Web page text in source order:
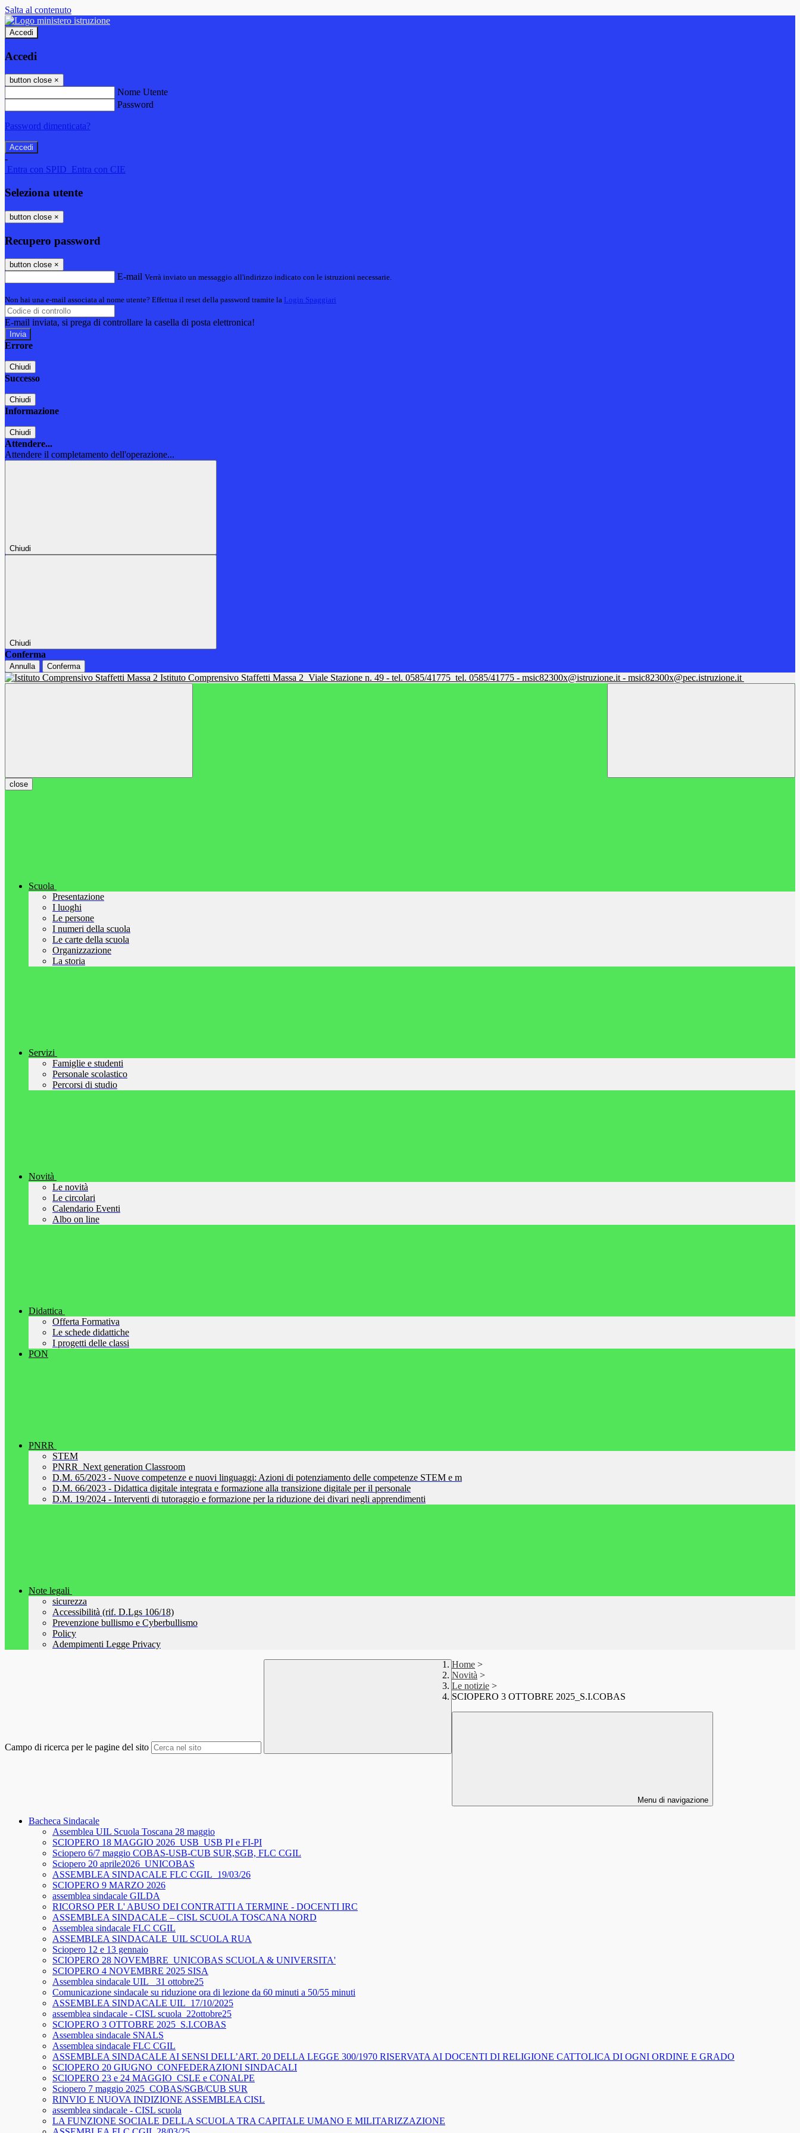
Salta al contenuto
Accedi
Accedi
button close ×
Nome Utente
Password
Password dimenticata?
-
Entra con SPID Entra con CIE
Seleziona utente
button close ×
Recupero password
button close ×
E-mail Verrà inviato un messaggio all'indirizzo indicato con le istruzioni necessarie.
Non hai una e-mail associata al nome utente? Effettua il reset della password tramite la Login Spaggiari
E-mail inviata, si prega di controllare la casella di posta elettronica!
Errore
Chiudi
Successo
Chiudi
Informazione
Chiudi
Attendere...
Attendere il completamento dell'operazione...
Chiudi
Chiudi
Conferma
Annulla Conferma
Istituto Comprensivo Staffetti Massa 2 Viale Stazione n. 49 - tel. 0585/41775 tel. 0585/41775 - msic82300x@istruzione.it - msic82300x@pec.istruzione.it
close
Scuola
Presentazione
I luoghi
Le persone
I numeri della scuola
Le carte della scuola
Organizzazione
La storia
Servizi
Famiglie e studenti
Personale scolastico
Percorsi di studio
Novità
Le novità
Le circolari
Calendario Eventi
Albo on line
Didattica
Offerta Formativa
Le schede didattiche
I progetti delle classi
PON
PNRR
STEM
PNRR_Next generation Classroom
D.M. 65/2023 - Nuove competenze e nuovi linguaggi: Azioni di potenziamento delle competenze STEM e m
D.M. 66/2023 - Didattica digitale integrata e formazione alla transizione digitale per il personale
D.M. 19/2024 - Interventi di tutoraggio e formazione per la riduzione dei divari negli apprendimenti
Note legali
sicurezza
Accessibilità (rif. D.Lgs 106/18)
Prevenzione bullismo e Cyberbullismo
Policy
Adempimenti Legge Privacy
Campo di ricerca per le pagine del sito
Home >
Novità >
Le notizie >
SCIOPERO 3 OTTOBRE 2025_S.I.COBAS
Menu di navigazione
Bacheca Sindacale
Assemblea UIL Scuola Toscana 28 maggio
SCIOPERO 18 MAGGIO 2026_USB_USB PI e FI-PI
Sciopero 6/7 maggio COBAS-USB-CUB SUR,SGB, FLC CGIL
Sciopero 20 aprile2026_UNICOBAS
ASSEMBLEA SINDACALE FLC CGIL_19/03/26
SCIOPERO 9 MARZO 2026
assemblea sindacale GILDA
RICORSO PER L' ABUSO DEI CONTRATTI A TERMINE - DOCENTI IRC
ASSEMBLEA SINDACALE – CISL SCUOLA TOSCANA NORD
Assemblea sindacale FLC CGIL
ASSEMBLEA SINDACALE_UIL SCUOLA RUA
Sciopero 12 e 13 gennaio
SCIOPERO 28 NOVEMBRE_UNICOBAS SCUOLA & UNIVERSITA'
SCIOPERO 4 NOVEMBRE 2025 SISA
Assemblea sindacale UIL_ 31 ottobre25
Comunicazione sindacale su riduzione ora di lezione da 60 minuti a 50/55 minuti
ASSEMBLEA SINDACALE UIL_17/10/2025
assemblea sindacale - CISL scuola_22ottobre25
SCIOPERO 3 OTTOBRE 2025_S.I.COBAS
Assemblea sindacale SNALS
Assemblea sindacale FLC CGIL
ASSEMBLEA SINDACALE AI SENSI DELL’ART. 20 DELLA LEGGE 300/1970 RISERVATA AI DOCENTI DI RELIGIONE CATTOLICA DI OGNI ORDINE E GRADO
SCIOPERO 20 GIUGNO_CONFEDERAZIONI SINDACALI
SCIOPERO 23 e 24 MAGGIO_CSLE e CONALPE
Sciopero 7 maggio 2025_COBAS/SGB/CUB SUR
RINVIO E NUOVA INDIZIONE ASSEMBLEA CISL
assemblea sindacale - CISL scuola
LA FUNZIONE SOCIALE DELLA SCUOLA TRA CAPITALE UMANO E MILITARIZZAZIONE